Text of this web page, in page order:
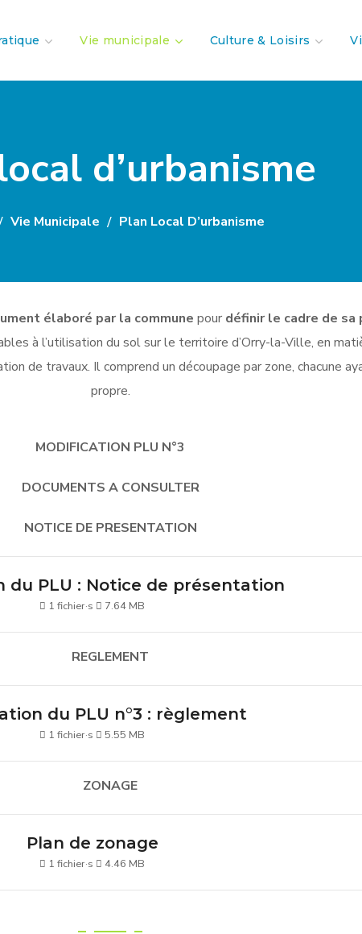
Vie municipale Culture & Loisirs
d’urbanisme
Vie Municipale Plan Local D’urbanisme
élaboré par la commune pour définir le cadre de sa
à l’utilisation du sol surle territoire d’Orry-la-Ville, en
de travaux. Il comprend un découpage par zone, chacune
propre.
MODIFICATION PLU N°3
DOCUMENTS A CONSULTER
NOTICE DE PRESENTATION
du PLU : Notice de présentation
1 fichier·s 7.64 MB
REGLEMENT
du PLU n°3 : règlement
1 fichier·s 5.55 MB
ZONAGE
Plan de zonage
1 fichier·s 4.46 MB